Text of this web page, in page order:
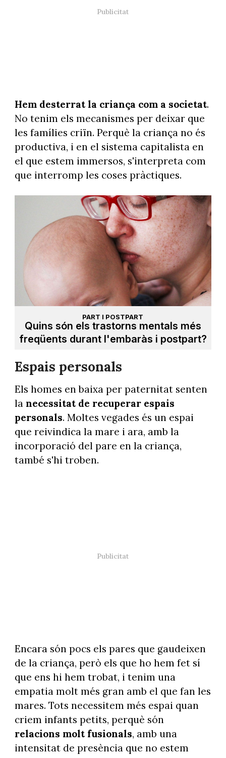
Hem desterrat la criança com a societat.
No tenim els mecanismes per deixar que
les famílies criïn. Perquè la criança no és
productiva, i en el sistema capitalista en
el que estem immersos, s'interpreta com
que interromp les coses pràctiques.
PART I POSTPART
Quins són els trastorns mentals més
freqüents durant l'embaràs i postpart?
Espais personals
Els homes en baixa per paternitat senten
la necessitat de recuperar espais
personals. Moltes vegades és un espai
que reivindica la mare i ara, amb la
incorporació del pare en la criança,
també s'hi troben.
Encara són pocs els pares que gaudeixen
de la criança, però els que ho hem fet sí
que ens hi hem trobat, i tenim una
empatia molt més gran amb el que fan les
mares. Tots necessitem més espai quan
criem infants petits, perquè són
relacions molt fusionals, amb una
intensitat de presència que no estem